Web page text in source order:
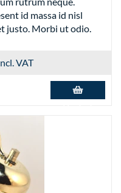
id massa id nisl
justo. Morbi ut odio.
VAT